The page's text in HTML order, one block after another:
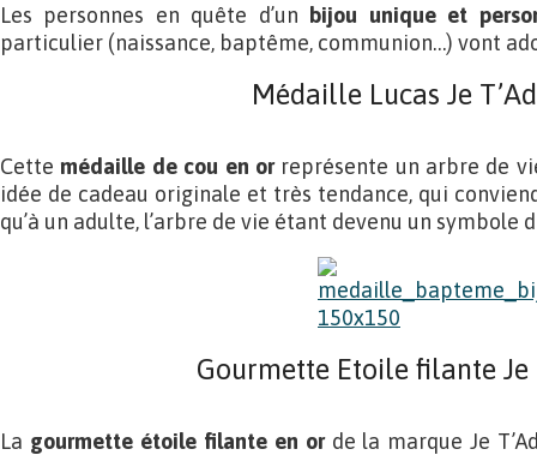
Les personnes en quête d’un bijou unique et
particulier (naissance, baptême, communion…) vont
Médaille Lucas Je
Cette médaille de cou en orreprésente un arbre de
idée de cadeau originale et très tendance, qui
qu’à un adulte, l’arbre de vie étant devenu un symbole
Gourmette Etoile filante Je
La gourmette étoile filante en orde la marque Je